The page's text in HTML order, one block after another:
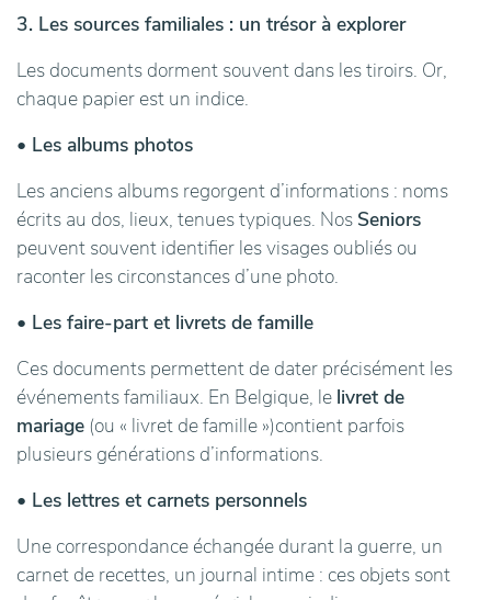
3. Les sources familiales : un trésor à explorer
Les documents dorment souvent dans les tiroirs. Or,
chaque papier est un indice.
• Les albums photos
Les anciens albums regorgent d’informations : noms
écrits au dos, lieux, tenues typiques. Nos Seniors
peuvent souvent identifier les visages oubliés ou
raconter les circonstances d’une photo.
• Les faire-part et livrets de famille
Ces documents permettent de dater précisément les
événements familiaux. En Belgique, le livret de
mariage (ou « livret de famille »)contient parfois
plusieurs générations d’informations.
• Les lettres et carnets personnels
Une correspondance échangée durant la guerre, un
carnet de recettes, un journal intime : ces objets sont